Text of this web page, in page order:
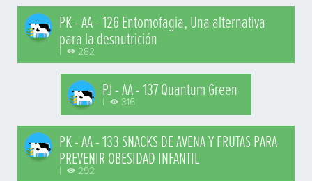
PK - AA - 126 Entomofagia, Una alternativa
para la desnutrición
| 282
PJ - AA - 137 Quantum Green
| 316
PK - AA - 133 SNACKS DE AVENA Y FRUTAS PARA
PREVENIR OBESIDAD INFANTIL
| 292